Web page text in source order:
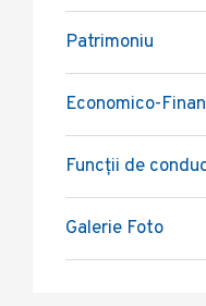
Patrimoniu
Economico-
Funcții de
Galerie Foto